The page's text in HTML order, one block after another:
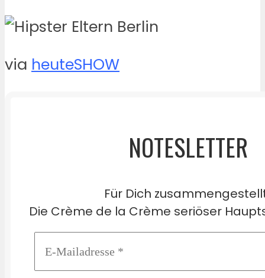
via heuteSHOW
NOTESLETTER
Für Dich
Die Crème de la Crème seriöser